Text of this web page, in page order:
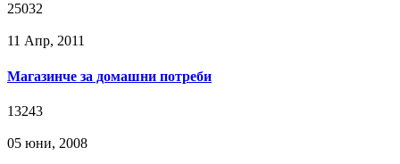
25032
11 Апр, 2011
Магазинче за домашни потреби
13243
05 юни, 2008